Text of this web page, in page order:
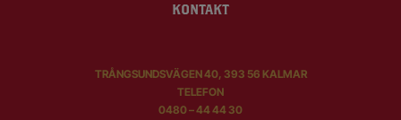
KONTAKT
TRÅNGSUNDSVÄGEN 40, 393 56 KALMAR
TELEFON
0480 – 44 44 30